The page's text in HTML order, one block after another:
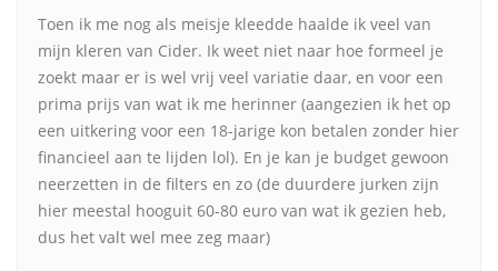
Toen ik me nog als meisje kleedde haalde ik veel van
mijn kleren van Cider. Ik weet niet naar hoe formeel je
zoekt maar er is wel vrij veel variatie daar, en voor een
prima prijs van wat ik me herinner (aangezien ik het op
een uitkering voor een 18-jarige kon betalen zonder hier
financieel aan te lijden lol). En je kan je budget gewoon
neerzetten in de filters en zo (de duurdere jurken zijn
hier meestal hooguit 60-80 euro van wat ik gezien heb,
dus het valt wel mee zeg maar)